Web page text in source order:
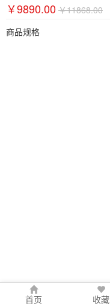
￥9890.00 ￥11868.00
商品规格
首页 收藏